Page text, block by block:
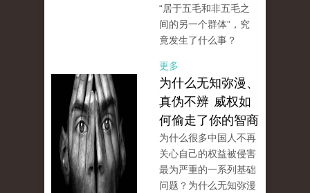
“居于五毛和非五毛之
间的另一个群体”，究
竟发生了什么事？
更多
为什么无知弥漫、
真伪不辨 威权如
何偷走了你的智商
为什么很多中国人不再
关心自己的权益被侵害
最为严重的一系列基础
问题？为什么无知弥漫